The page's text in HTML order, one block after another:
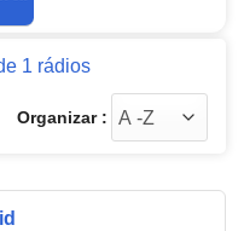
1 rádios
Organizar :